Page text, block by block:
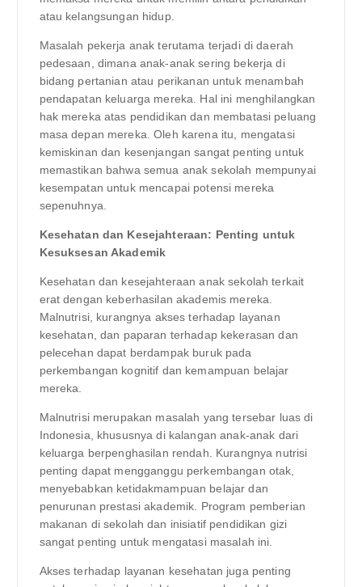
atau kelangsungan hidup.
Masalah pekerja anak terutama terjadi di daerah
pedesaan, dimana anak-anak sering bekerja di
bidang pertanian atau perikanan untuk menambah
pendapatan keluarga mereka. Hal ini menghilangkan
hak mereka atas pendidikan dan membatasi peluang
masa depan mereka. Oleh karena itu, mengatasi
kemiskinan dan kesenjangan sangat penting untuk
memastikan bahwa semua anak sekolah mempunyai
kesempatan untuk mencapai potensi mereka
sepenuhnya.
Kesehatan dan Kesejahteraan: Penting untuk
Kesuksesan Akademik
Kesehatan dan kesejahteraan anak sekolah terkait
erat dengan keberhasilan akademis mereka.
Malnutrisi, kurangnya akses terhadap layanan
kesehatan, dan paparan terhadap kekerasan dan
pelecehan dapat berdampak buruk pada
perkembangan kognitif dan kemampuan belajar
mereka.
Malnutrisi merupakan masalah yang tersebar luas di
Indonesia, khususnya di kalangan anak-anak dari
keluarga berpenghasilan rendah. Kurangnya nutrisi
penting dapat mengganggu perkembangan otak,
menyebabkan ketidakmampuan belajar dan
penurunan prestasi akademik. Program pemberian
makanan di sekolah dan inisiatif pendidikan gizi
sangat penting untuk mengatasi masalah ini.
Akses terhadap layanan kesehatan juga penting